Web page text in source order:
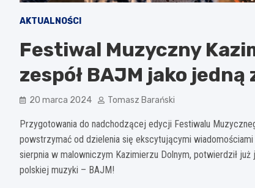
AKTUALNOŚCI
Festiwal Muzyczny
zespół BAJM jako
20 marca 2024 Tomasz Barański
Przygotowania do nadchodzącej edycji Festiwalu
powstrzymać od dzielenia się ekscytującymi
sierpnia w malowniczym Kazimierzu Dolnym, potwierdził
polskiej muzyki – BAJM!